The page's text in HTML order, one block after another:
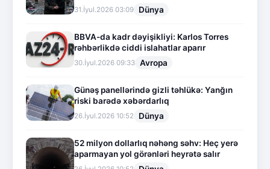
31.İyul.2026 03:09 Dünya
BBVA-da kadr dəyişikliyi: Karlos Torres
rəhbərlikdə ciddi islahatlar aparır
30.İyul.2026 09:33 Avropa
Günəş panellərində gizli təhlükə: Yanğın
riski barədə xəbərdarlıq
26.İyul.2026 10:52 Dünya
52 milyon dollarlıq nəhəng səhv: Heç yerə
aparmayan yol görənləri heyrətə salır